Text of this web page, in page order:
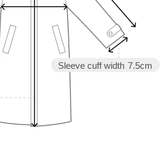
Sleeve cuff width 7.5cm